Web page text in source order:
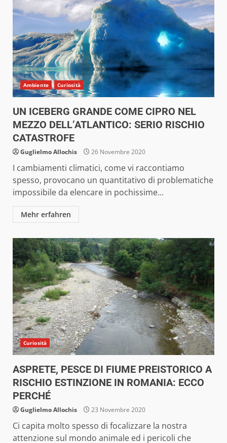
Ambiente Curiosità
UN ICEBERG GRANDE COME CIPRO NEL
MEZZO DELL’ATLANTICO: SERIO RISCHIO
CATASTROFE
Guglielmo Allochis 26 Novembre 2020
I cambiamenti climatici, come vi raccontiamo
spesso, provocano un quantitativo di problematiche
impossibile da elencare in pochissime...
Mehr erfahren
Curiosità
ASPRETE, PESCE DI FIUME PREISTORICO A
RISCHIO ESTINZIONE IN ROMANIA: ECCO
PERCHÉ
Guglielmo Allochis 23 Novembre 2020
Ci capita molto spesso di focalizzare la nostra
attenzione sul mondo animale ed i pericoli che